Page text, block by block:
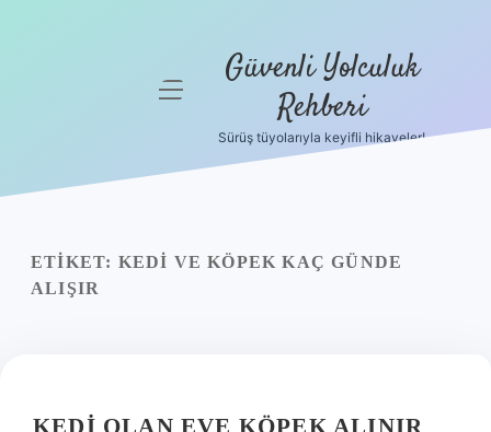
Yasal Uyarı
menüyü Güvenli Yolculuk
Rehberi
Sürüş tüyolarıyla keyifli hikayeler!
ETIKET: KEDI VE KÖPEK KAÇ GÜNDE
ALIŞIR
KEDI OLAN EVE KÖPEK ALINIR